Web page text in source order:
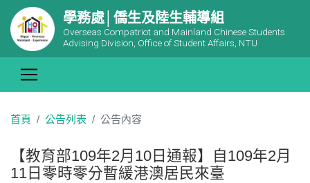
學務處│僑生及陸生輔導組
Overseas Compatriot and Mainland Chinese Students
Advising Division, Office of Student Affairs, NTU
首頁 公告列表 公告內容
【教育部109年2月10日通報】自109年2月
11日零時零分暫緩港澳居民來臺